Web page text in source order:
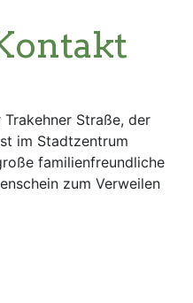
Straße, der
im Stadtzentrum
familienfreundliche
zum Verweilen